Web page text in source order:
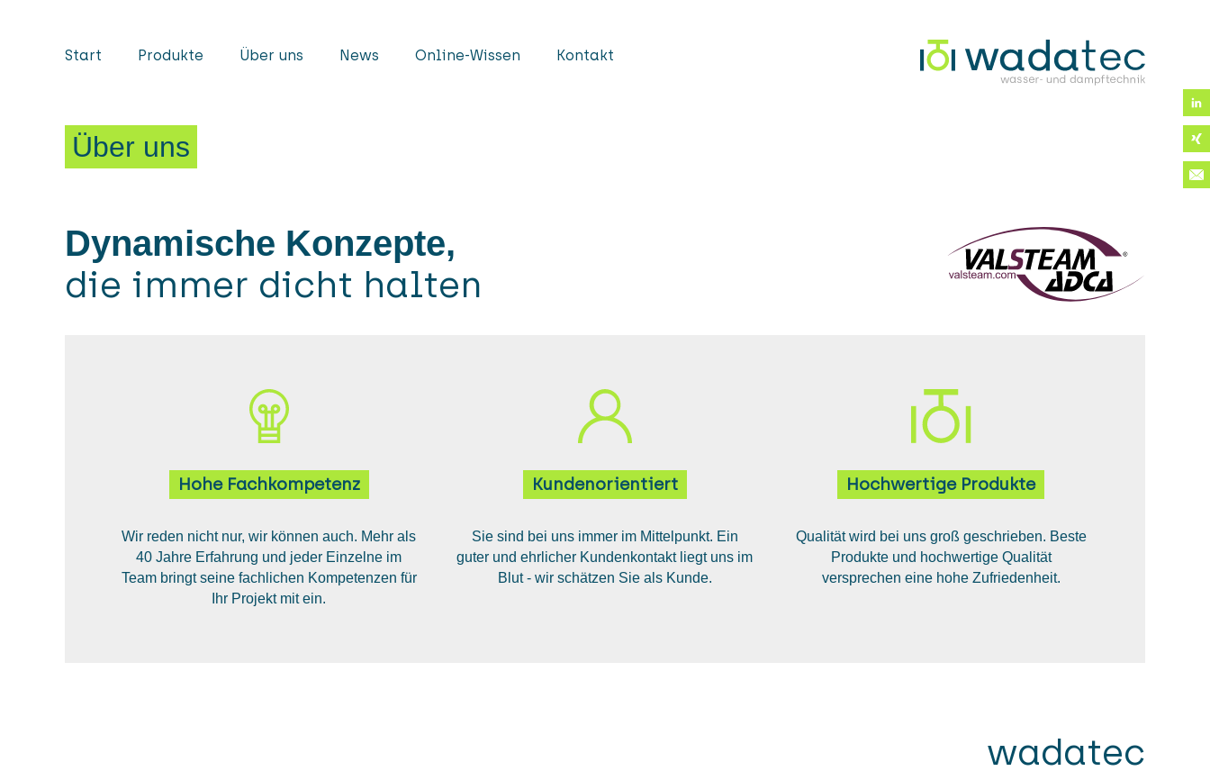
Start Produkte Über uns News Online-Wissen Kontakt
Über uns
Dynamische Konzepte,
die immer dicht halten
Hohe Fachkompetenz
Wir reden nicht nur, wir können auch. Mehr als
40 Jahre Erfahrung und jeder Einzelne im
Team bringt seine fachlichen Kompetenzen für
Ihr Projekt mit ein.
Kundenorientiert
Sie sind bei uns immer im Mittelpunkt. Ein
guter und ehrlicher Kundenkontakt liegt uns im
Blut - wir schätzen Sie als Kunde.
Hochwertige Produkte
Qualität wird bei uns groß geschrieben. Beste
Produkte und hochwertige Qualität
versprechen eine hohe Zufriedenheit.